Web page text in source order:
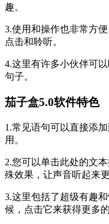
趣。
3.使用和操作也非常方
点击和聆听。
4.这里有许多小伙伴可
句子。
茄子盒5.0软件特色
1.常见语句可以直接添
用。
2.您可以单击此处的文
殊效果，让声音听起来更
3.这里包括了超级有趣
候，点击它来获得更多的